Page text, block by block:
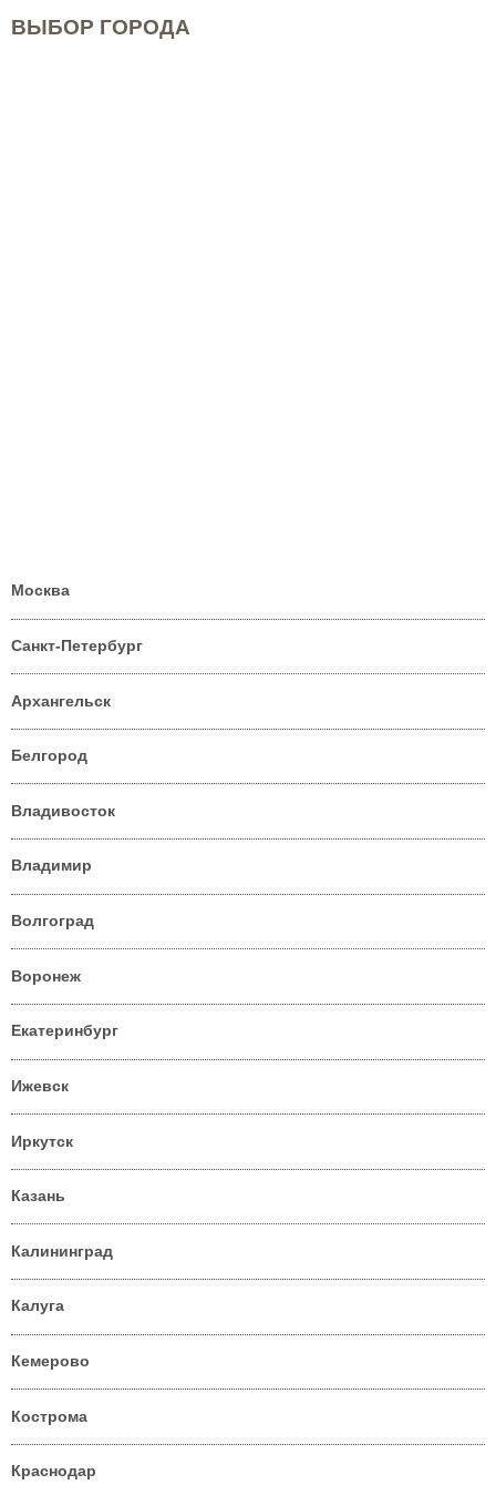
ВЫБОР ГОРОДА
Москва
Санкт-Петербург
Архангельск
Белгород
Владивосток
Владимир
Волгоград
Воронеж
Екатеринбург
Ижевск
Иркутск
Казань
Калининград
Калуга
Кемерово
Кострома
Краснодар